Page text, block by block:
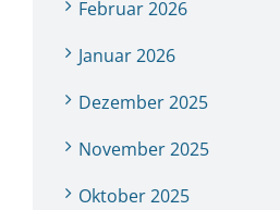
Februar 2026
Januar 2026
Dezember 2025
November 2025
Oktober 2025